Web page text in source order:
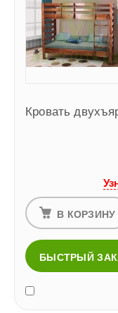
Кровать
В КОРЗИНУ
БЫСТРЫЙ